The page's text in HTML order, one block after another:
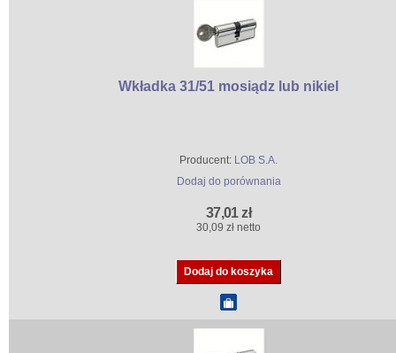
Wkładka 31/51 mosiądz lub nikiel
Producent: LOB S.A.
Dodaj do porównania
37,01 zł
30,09 zł netto